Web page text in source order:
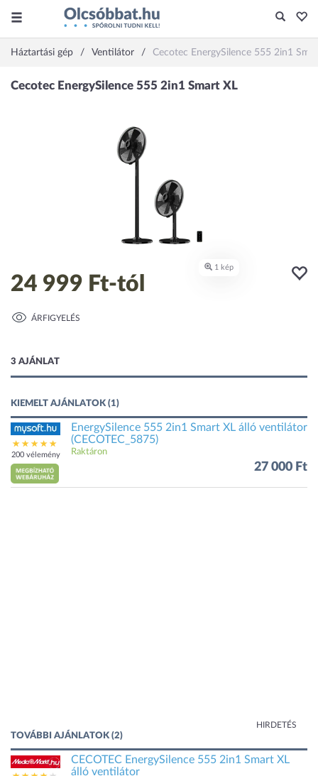
Háztartási gép Ventilátor Cecotec EnergySilence 555 2in1
24 999 Ft-tól
ÁRFIGYELÉS
3 AJÁNLAT
KIEMELT AJÁNLATOK (1)
200 vélemény
EnergySilence 555 2in1 Smart XL álló ventilátor
(CECOTEC_5875)
Raktáron
27 000 Ft
HIRDETÉS
TOVÁBBI AJÁNLATOK (2)
CECOTEC EnergySilence 555 2in1 Smart XL
álló ventilátor